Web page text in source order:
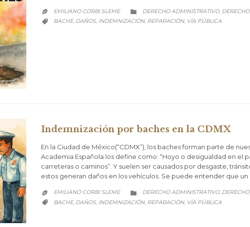
 EMILIANO CORBI SLEME  CATEGORY
DERECHO ADMINISTRATIVO,
 CATEGORY
BACHE, DAÑOS, INDEMNIZACIÓN, REPARACIÓN, VÍA PÚBLICA
Indemnización por baches en la CDMX
En la Ciudad de México(“CDMX”), los baches forman parte de
Academia Española los define como: “Hoyo o desigualdad en el
carreteras o caminos”. Y suelen ser causados por desgaste,
estos generan daños en los vehículos. Se puede entender que un
 EMILIANO CORBI SLEME  CATEGORY
DERECHO ADMINISTRATIVO,
 CATEGORY
BACHE, DAÑOS, INDEMNIZACIÓN, REPARACIÓN, VÍA PÚBLICA